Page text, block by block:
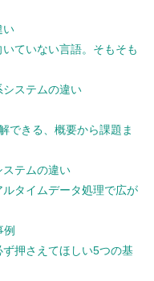
い
ていない言語。そもそも
ステムの違い
できる、概要から課題ま
テムの違い
タイムデータ処理で広が
押さえてほしい5つの基